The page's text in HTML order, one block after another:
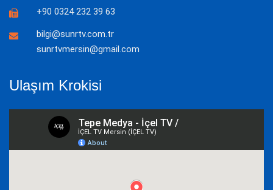
+90 0324 232 39 63
bilgi@sunrtv.com.tr
sunrtvmersin@gmail.com
Ulaşım Krokisi